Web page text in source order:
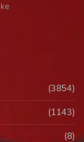
(3854)
(1143)
(8)